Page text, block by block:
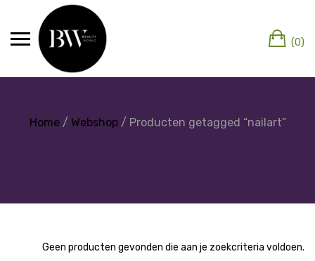
(0)
Home/ Webshop/ Producten getagged “nailart”
Geen producten gevonden die aan je zoekcriteria voldoen.